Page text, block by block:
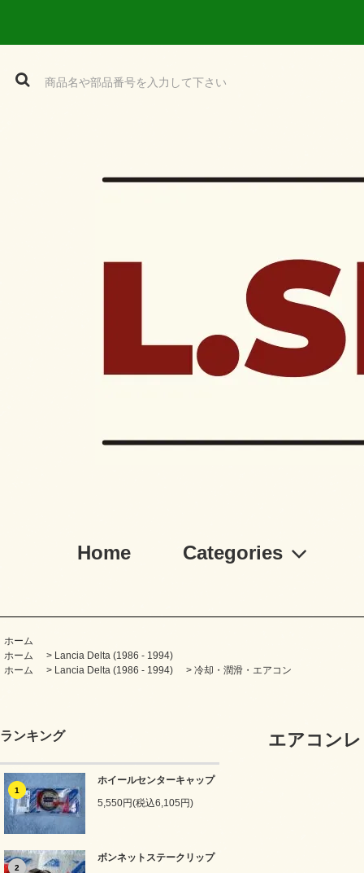
Home Categories
ホーム
ホーム
> Lancia Delta (1986 - 1994)
ホーム
> Lancia Delta (1986 - 1994) > 冷却・潤滑・エアコン
ランキング
1
ホイールセンターキャップ
5,550円(税込6,105円)
2
ボンネットステークリップ
エアコン